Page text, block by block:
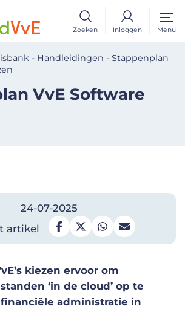
Zoeken Inloggen Menu
- Handleidingen - Stappenplan
VvE Software
24-07-2025
artikel
kiezen ervoor om
‘in de cloud’ op te
administratie in